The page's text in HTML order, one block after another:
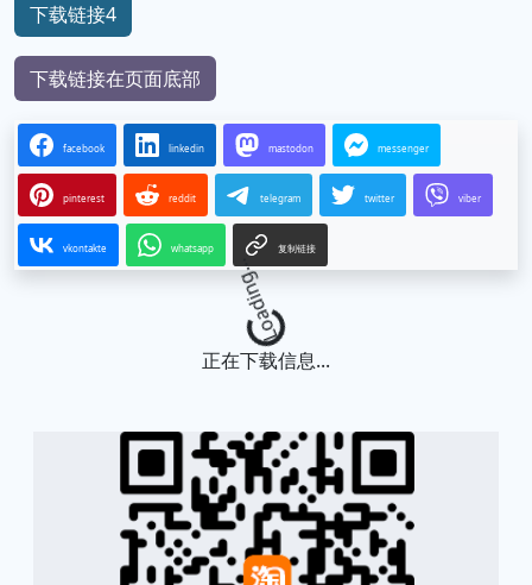
下载链接4
下载链接在页面底部
facebook linkedin mastodon messenger
pinterest reddit telegram twitter viber
vkontakte whatsapp 复制链接
Loading...
正在下载信息...